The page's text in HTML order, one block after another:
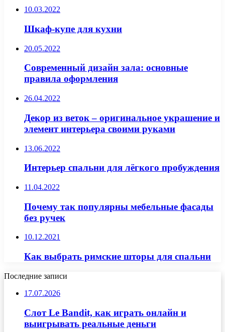
10.03.2022
Шкаф-купе для кухни
20.05.2022
Современный дизайн зала: основные
правила оформления
26.04.2022
Декор из веток – оригинальное украшение и
элемент интерьера своими руками
13.06.2022
Интерьер спальни для лёгкого пробуждения
11.04.2022
Почему так популярны мебельные фасады
без ручек
10.12.2021
Как выбрать римские шторы для спальни
Последние записи
17.07.2026
Слот Le Bandit, как играть онлайн и
выигрывать реальные деньги